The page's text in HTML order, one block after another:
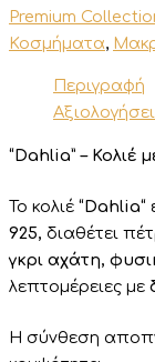
Premium
Κοσμήματα,
Περιγραφή
“Dahlia” – Κολιέ
Το κολιέ “Dahlia“
925, διαθέτει
γκρι αχάτη,
λεπτομέρειες με
H σύνθεση